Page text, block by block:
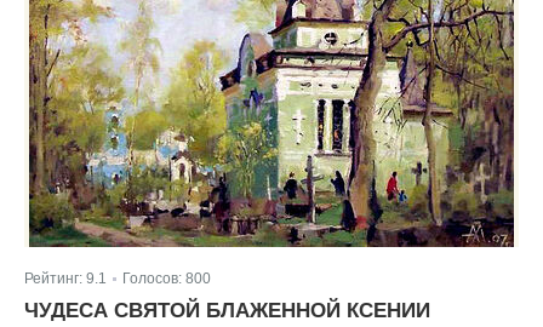
Рейтинг: 9.1 Голосов: 800
ЧУДЕСА СВЯТОЙ БЛАЖЕННОЙ КСЕНИИ